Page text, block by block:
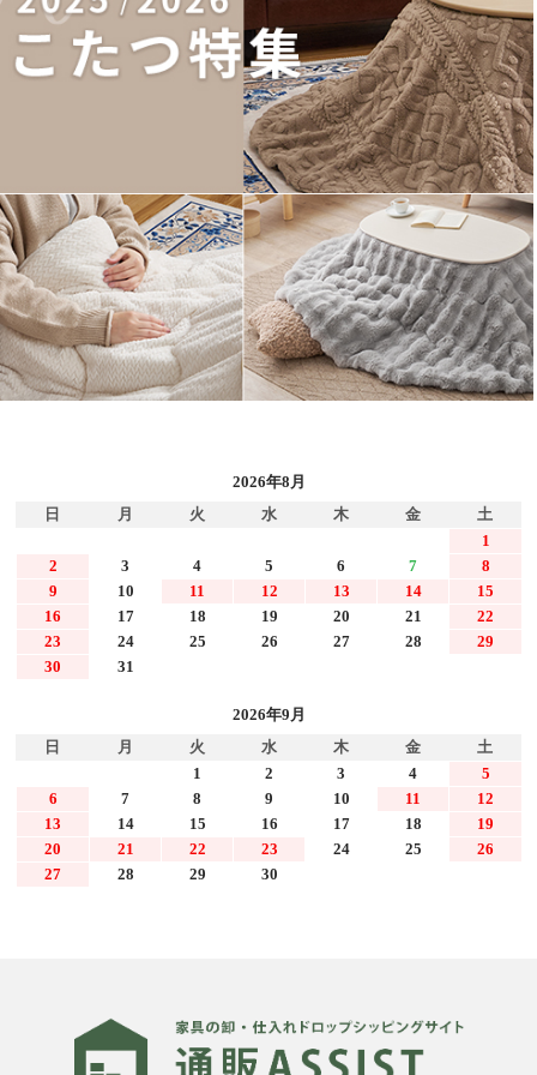
2026年8月
日
月 火 水 木 金
土
1
2
3 4 5 6 7
8
9
10 11 12 13 14
15
16
17 18 19 20 21
22
23
24 25 26 27 28
29
30
31
2026年9月
日
月 火 水 木 金
土
1
2 3 4
5
6
7 8 9 10 11
12
13
14 15 16 17 18
19
20
21 22 23 24 25
26
27
28 29 30